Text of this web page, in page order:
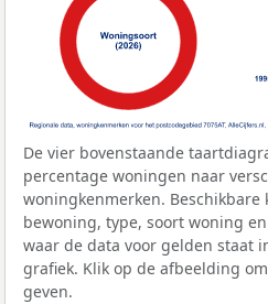
De vier bovenstaande
percentage woningen naar
woningkenmerken.
bewoning, type, soort woning
waar de data voor gelden staat
grafiek. Klik op de afbeelding
geven.